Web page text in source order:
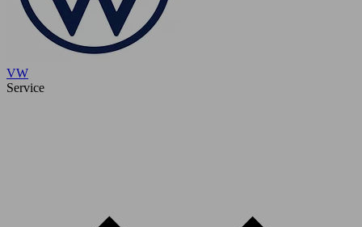
VW
Service